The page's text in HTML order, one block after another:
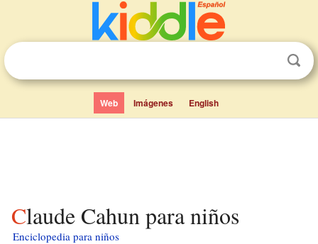
Web Imágenes English
Claude Cahun para niños
Enciclopedia para niños